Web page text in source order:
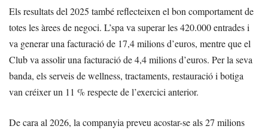
Els resultats del 2025 també reflecteixen el bon comportament de
totes les àrees de negoci. L’spa va superar les 420.000 entrades i
va generar una facturació de 17,4 milions d’euros, mentre que el
Club va assolir una facturació de 4,4 milions d’euros. Per la seva
banda, els serveis de wellness, tractaments, restauració i botiga
van créixer un 11 % respecte de l’exercici anterior.
De cara al 2026, la companyia preveu acostar-se als 27 milions